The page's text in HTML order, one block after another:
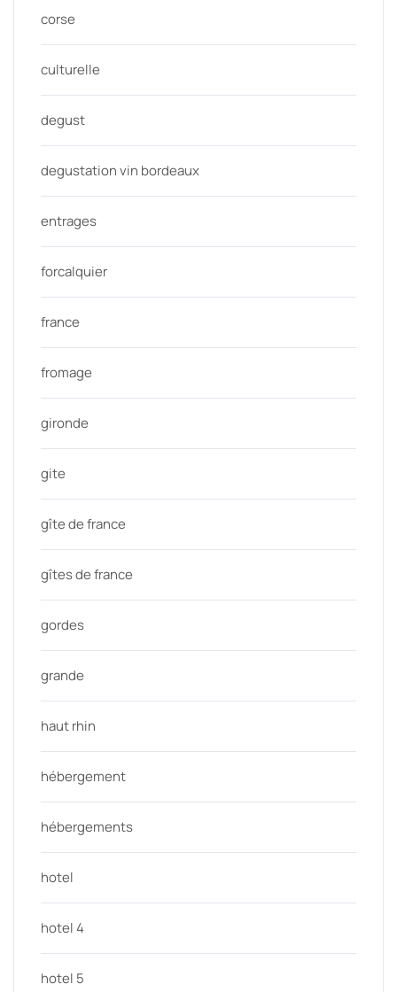
corse
culturelle
degust
degustation vin bordeaux
entrages
forcalquier
france
fromage
gironde
gite
gîte de france
gîtes de france
gordes
grande
haut rhin
hébergement
hébergements
hotel
hotel 4
hotel 5